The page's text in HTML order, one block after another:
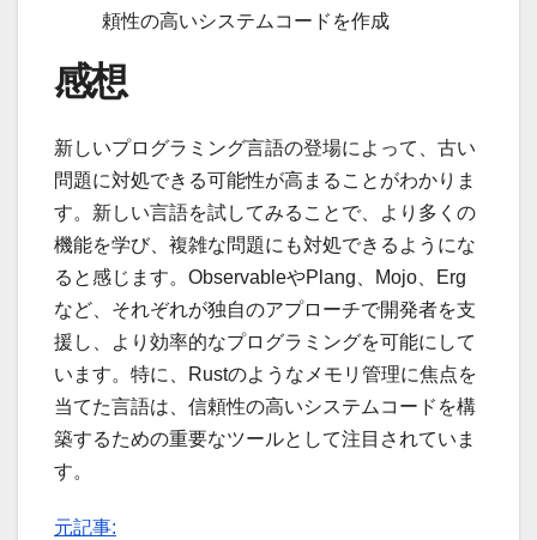
頼性の高いシステムコードを作成
感想
新しいプログラミング言語の登場によって、古い
問題に対処できる可能性が高まることがわかりま
す。新しい言語を試してみることで、より多くの
機能を学び、複雑な問題にも対処できるようにな
ると感じます。ObservableやPlang、Mojo、Erg
など、それぞれが独自のアプローチで開発者を支
援し、より効率的なプログラミングを可能にして
います。特に、Rustのようなメモリ管理に焦点を
当てた言語は、信頼性の高いシステムコードを構
築するための重要なツールとして注目されていま
す。
元記事: